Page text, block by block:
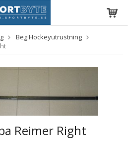
Beg Hockeyutrustning
Reimer Right